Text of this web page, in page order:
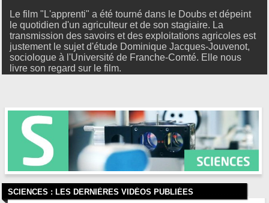
Le film "L'apprenti" a été tourné dans le Doubs et dépeint
le quotidien d'un agriculteur et de son stagiaire. La
transmission des savoirs et des exploitations agricoles est
justement le sujet d'étude Dominique Jacques-Jouvenot,
sociologue à l'Université de Franche-Comté. Elle nous
livre son regard sur le film.
SCIENCES : LES DERNIÈRES VIDÉOS PUBLIÉES